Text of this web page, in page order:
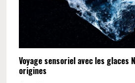
Voyage sensoriel avec les glaces
origines